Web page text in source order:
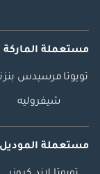
مستعملة
تويوتا مرسيدس بنز
شيفروليه
مستعملة